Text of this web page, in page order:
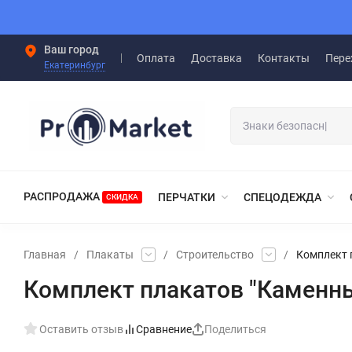
Ваш город
Екатеринбург
Оплата Доставка Контакты
РАСПРОДАЖА СКИДКА ПЕРЧАТКИ СПЕЦОДЕЖДА
Главная / Плакаты / Строительство / Комплект
Комплект плакатов
Оставить отзыв Сравнение Поделиться